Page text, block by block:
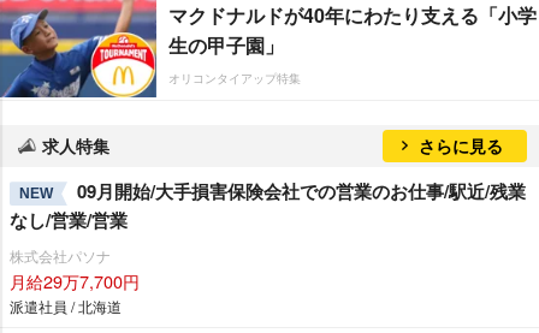
マクドナルドが40年にわたり支える「小学
生の甲子園」
オリコンタイアップ特集
求人特集 さらに見る
NEW
09月開始/大手損害保険会社での営業のお仕事/駅近/残業
なし/営業/営業
株式会社パソナ
月給29万7,700円
派遣社員 / 北海道